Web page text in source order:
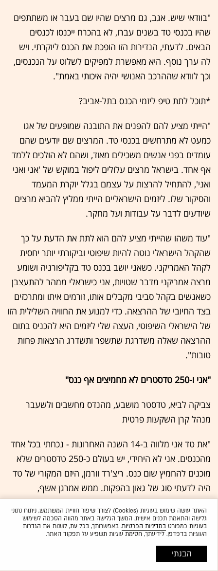
"בוודאי שיש. אגב, גם מרצים שהיו שם בעבר או משתתפים
שהיו בכנסי טד בשנים עברו, לא בהכרח ייכנסו לכנסים
הבאים. לדעתי, הנדירות הזו הופכת את הכנס ליוקרתי. ויש
לה ערך נוסף. היא מאפשרת למפיקים לשלוט על הנכנסים,
וכך לוודא שההרכב האנושי יהיה איכותי באמת".
*תוכל לתת טיפ ליזמי הכנס בתל-אביב?
"הייתי מציע להם להפנים את התובנה שמופעים של אגו
כמעט לא מתרחשים בכנסי טד. המרצים שם יודעים שהם
עומדים בפני אנשים משכילים מאוד, ושהם לא הולכים ללמד
אף אחד. בישראל מרצים עלולים ליפול במוקש של 'אני ואני
ואני', להתחיל להרצות על עצמם בגלל יוקרת המעמד
והסיקור שלו. ליזמים הישראליים הייתי ממליץ להביא מרצים
שיודעים לדבר על עבודות ועל מחקר.
"עוד משהו שהייתי מציע להם הוא לתת את הדעת על כך
שהקהל הישראלי נוטה להיות שיפוטי וביקורתי יותר יחסית
לקהל האמריקני. כשאני יושב בכנס טד בקליפורניה ושומע
מרצה אמריקני מדבר שטויות, אני כישראלי ממהר להתעצבן
כשאנשים בקהל סביבי מקבלים אותו, זורמים איתו ומתרכזים
בצד החיובי של ההרצאה. כדי למנוע את החוויה השלילית הזו
של הישראלי השיפוטי, העצה שלי ליזמים היא להכניס בתום
ההרצאה שאלה משדרגת שתשפר ותשדרג הרצאות פחות
טובות".
"אני ו-250 טדסטרים לא מחמיצים אף כנס"
צביקה לביא, טדסטר מושבע, מהנדס מחשבים ולשעבר
מנהל קרן השקעות פרטית
"את טד אני מלווה ב-14 השנה האחרונות - נכחתי בכל אחד
מהכנסים. אני לא היחידי, יש בעולם כ-250 טדסטרים שלא
מוכנים להחמיץ שום כנס. ריצ'רד וורמן, היזם המקורי של טד
היה לדעתי סוג של גאון בהפקות. ממש אמרגן אשף,
שהשכיל להרכיב קבוצת אנשים מדוגמת היטב שתייצר
דינמיקה טובה".
האתר עושה שימוש בעוגיות (Cookies) לצורך שיפור חוויית המשתמש, ניתוח נתוני
גלישה והתאמת תכנים אישית. המשך הגלישה באתר מהווה הסכמה לשימוש
בעוגיות כמפורטבמדיניות הפרטיות. באפשרותך, בכל עת, לשנות את הגדרות
העוגיות בדפדפן. לידיעתך, חסימת עוגיות תשפיע על תפקוד האתר.
הבנתי